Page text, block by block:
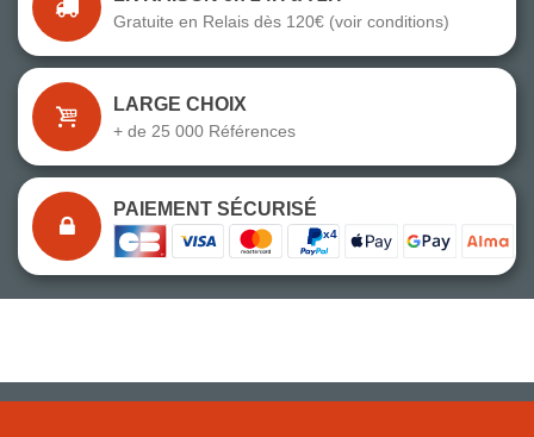
Gratuite en Relais dès 120€ (voir conditions)
LARGE CHOIX
+ de 25 000 Références
PAIEMENT SÉCURISÉ